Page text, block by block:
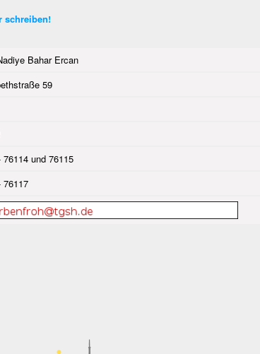
schreiben!
Bahar Ercan
59
76114 und 76115
76117